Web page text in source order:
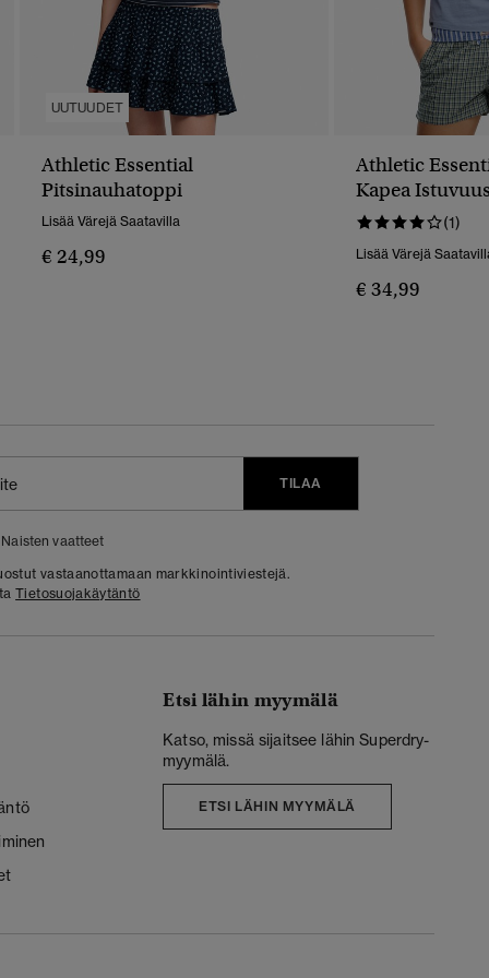
UUTUUDET
Athletic Essential
Pitsinauhatoppi
Lisää Värejä Saatavilla
€ 24,99
Athletic
Kapea
(1)
Lisää Värejä
€ 34,99
TILAA
Naisten vaatteet
vastaanottamaan markkinointiviestejä.
Tietosuojakäytäntö
Etsi lähin myymälä
Katso, missä sijaitsee lähin Superdry-
myymälä.
ETSI LÄHIN MYYMÄLÄ